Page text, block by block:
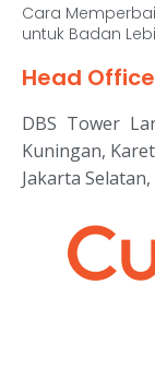
Cara
untuk Badan
Head Office
DBS Tower
Kuningan,
Jakarta